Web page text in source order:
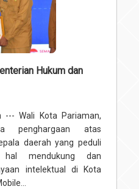
Hukum dan
--- Wali Kota Pariaman,
penghargaan atas
daerah yang peduli
mendukung dan
intelektual di Kota